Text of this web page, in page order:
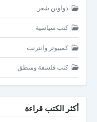
دواوين شعر
كتب سياسية
كمبيوتر وانترنت
كتب فلسفة ومنطق
أكثر الكتب قراءة